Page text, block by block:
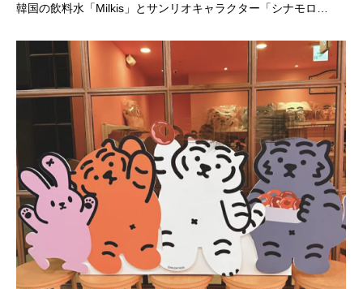
韓国の飲料水「Milkis」とサンリオキャラクター「シナモロ…